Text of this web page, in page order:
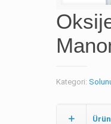
Kategori: